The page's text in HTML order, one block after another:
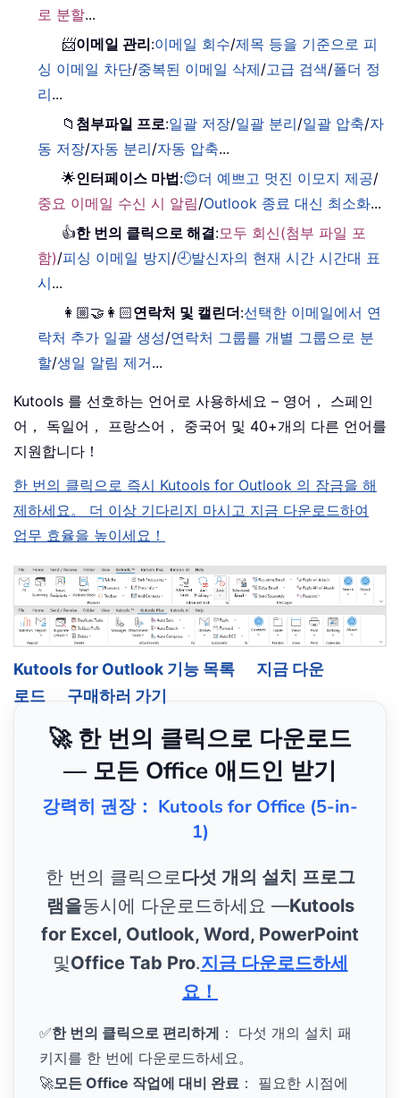
로 분할...
📨이메일 관리:이메일 회수/제목 등을 기준으로 피
싱 이메일 차단/중복된 이메일 삭제/고급 검색/폴더 정
리...
📁 첨부파일 프로:일괄 저장/일괄 분리/일괄 압축/자
동 저장/자동 분리/자동 압축...
🌟인터페이스 마법:😊더 예쁘고 멋진 이모지 제공/
중요 이메일 수신 시 알림/Outlook 종료 대신 최소화...
👍한 번의 클릭으로 해결:모두 회신(첨부 파일 포
함)/피싱 이메일 방지/🕘발신자의 현재 시간 시간대 표
시...
👩🏼‍🤝‍👩🏻연락처 및 캘린더:선택한 이메일에서 연
락처 추가 일괄 생성/연락처 그룹를 개별 그룹으로 분
할/생일 알림 제거...
Kutools 를 선호하는 언어로 사용하세요 – 영어， 스페인
어， 독일어， 프랑스어， 중국어 및 40+개의 다른 언어를
지원합니다！
한 번의 클릭으로 즉시 Kutools for Outlook 의 잠금을 해
제하세요。 더 이상 기다리지 마시고 지금 다운로드하여
업무 효율을 높이세요！
Kutools for Outlook 기능 목록
지금 다운
로드
구매하러 가기
🚀 한 번의 클릭으로 다운로드
— 모든 Office 애드인 받기
강력히 권장： Kutools for Office (5-in-
1)
한 번의 클릭으로다섯 개의 설치 프로그
램을동시에 다운로드하세요 —Kutools
for Excel, Outlook, Word, PowerPoint
및Office Tab Pro.지금 다운로드하세
요！
✅한 번의 클릭으로 편리하게 ： 다섯 개의 설치 패
키지를 한 번에 다운로드하세요。
🚀모든 Office 작업에 대비 완료 ： 필요한 시점에